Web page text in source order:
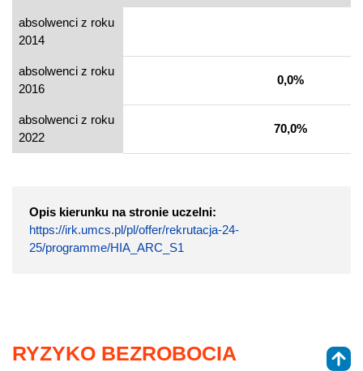
absolwenci z roku
2014
absolwenci z roku
2016
0,0%
absolwenci z roku
2022
70,0%
Opis kierunku na stronie uczelni:
https://irk.umcs.pl/pl/offer/rekrutacja-24-
25/programme/HIA_ARC_S1
RYZYKO BEZROBOCIA